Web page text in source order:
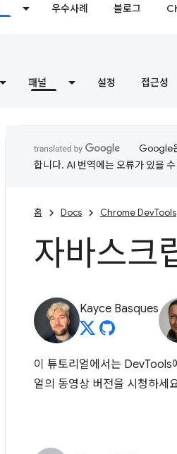
우수사례 블로그
패널 설정 접근성
Google
합니다. AI 번역에는 오류가 있을
홈 Docs Chrome DevTools
자바스크
Kayce Basques
이 튜토리얼에서는 DevTools
얼의 동영상 버전을 시청하세